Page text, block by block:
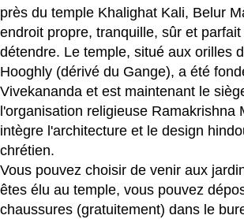
près du temple Khalighat Kali, Belur
endroit propre, tranquille, sûr et
détendre. Le temple, situé aux orilles
Hooghly (dérivé du Gange), a été
Vivekananda et est maintenant le
l'organisation religieuse Ramakrishna
intègre l'architecture et le design
chrétien.
Vous pouvez choisir de venir aux
êtes élu au temple, vous pouvez
chaussures (gratuitement) dans le